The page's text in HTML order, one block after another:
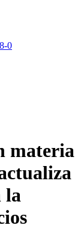
0
materia
la